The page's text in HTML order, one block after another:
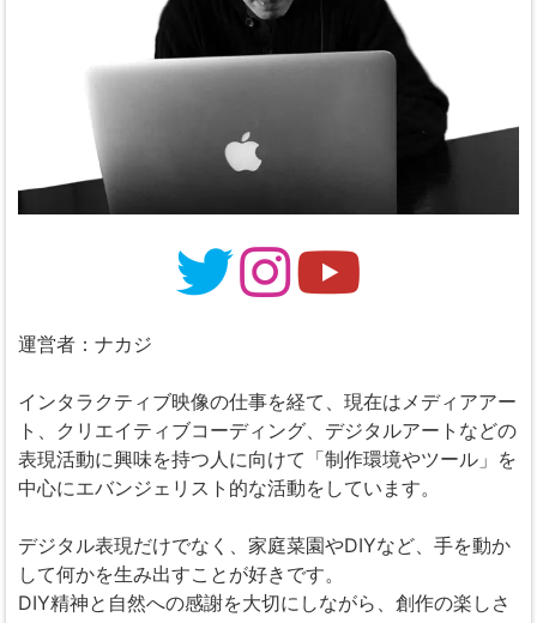
運営者：ナカジ
インタラクティブ映像の仕事を経て、現在はメディアアー
ト、クリエイティブコーディング、デジタルアートなどの
表現活動に興味を持つ人に向けて「制作環境やツール」を
中心にエバンジェリスト的な活動をしています。
デジタル表現だけでなく、家庭菜園やDIYなど、手を動か
して何かを生み出すことが好きです。
DIY精神と自然への感謝を大切にしながら、創作の楽しさ